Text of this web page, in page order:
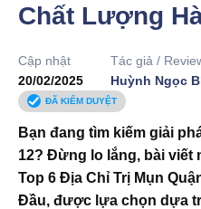
Chất Lượng
Cập nhật
20/02/2025
Tác giả /
Huỳnh Ngọc
ĐÃ KIỂM DUYỆT
Bạn đang tìm kiếm giải
12? Đừng lo lắng, bài viết
Top 6 Địa Chỉ Trị Mụn
Đầu, được lựa chọn dựa